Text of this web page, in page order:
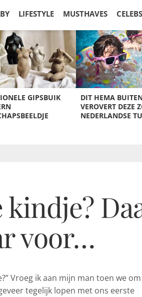
LIFESTYLE MUSTHAVES CELEBS
GIPSBUIK
DIT HEMA
VEROVERT DEZE
NEDERLANDSE
kindje?
voor…
Vroeg ik aan mijn man toen we om
tegelijk lopen met ons eerste